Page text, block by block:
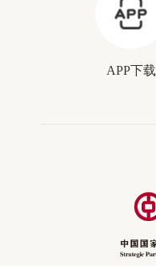
APP下载